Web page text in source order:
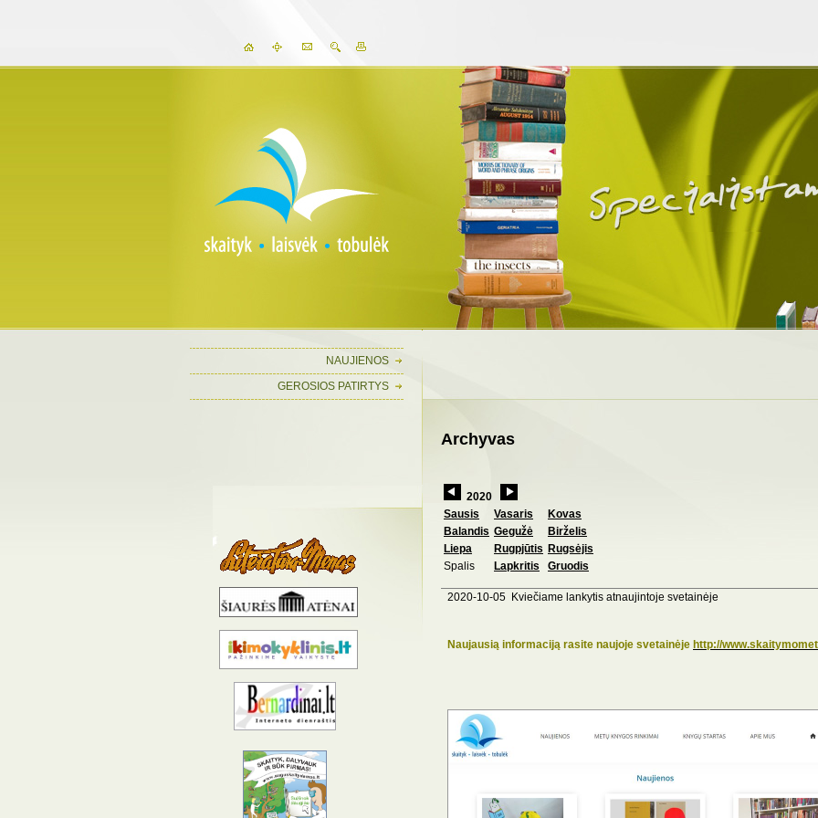
NAUJIENOS
GEROSIOS PATIRTYS
Archyvas
2020
Sausis
Vasaris
Kovas
Balandis Gegužė
Birželis
Liepa
Rugpjūtis Rugsėjis
Spalis
Lapkritis Gruodis
2020-10-05 Kviečiame lankytis atnaujintoje svetainėje
Naujausią informaciją rasite naujoje svetainėje http://